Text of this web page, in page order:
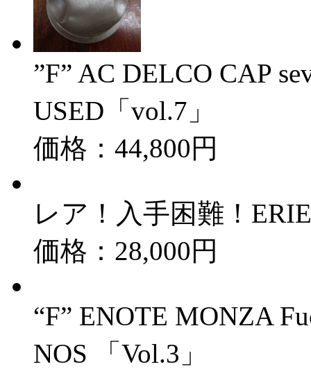
”F” AC DELCO CAP
USED「vol.7」
価格：44,800円
レア！入手困難！
価格：28,000円
“F” ENOTE MONZA
NOS 「Vol.3」